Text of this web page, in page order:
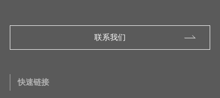
联系我们
快速链接